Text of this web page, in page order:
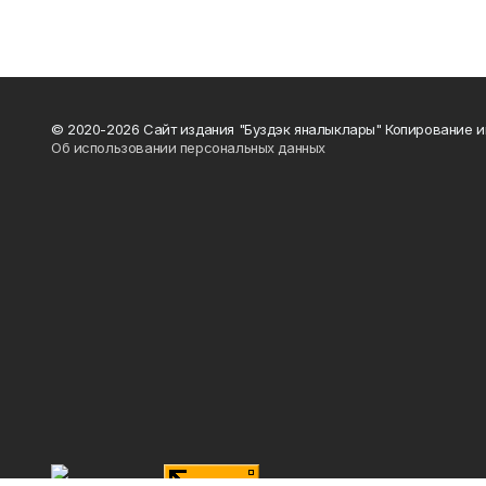
© 2020-2026 Сайт издания "Буздэк яналыклары" Копирование
Об использовании персональных данных